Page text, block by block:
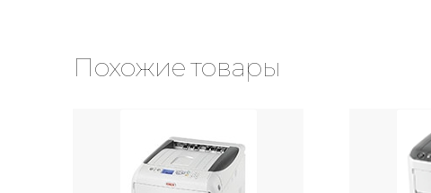
Похожие товары